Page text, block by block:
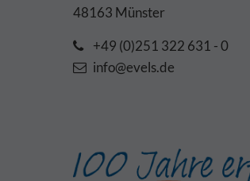
48163 Münster
+49 (0)251 322 631 - 0
info@evels.de